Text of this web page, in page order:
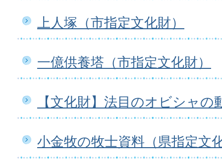
上人塚（市指定文化財）
一億供養塔（市指定文化財）
【文化財】法目のオビシャの
小金牧の牧士資料（県指定文